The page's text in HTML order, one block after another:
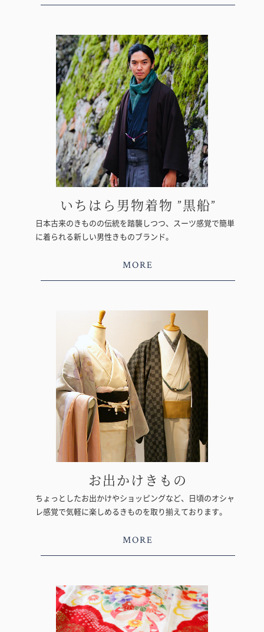
いちはら男物着物 ”黒船”
日本古来のきものの伝統を踏襲しつつ、スーツ感覚で簡単
に着られる新しい男性きものブランド。
MORE
お出かけきもの
ちょっとしたお出かけやショッピングなど、日頃のオシャ
レ感覚で気軽に楽しめるきものを取り揃えております。
MORE